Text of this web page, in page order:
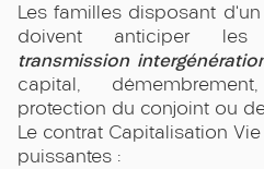
Les familles disposant
doivent anticiper les
transmission
capital,
protection du conjoint ou
Le contrat Capitalisation
puissantes :